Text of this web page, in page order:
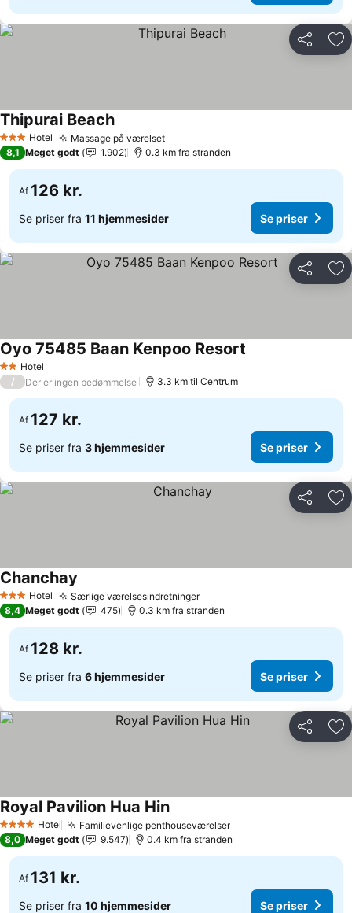
Del
3 StjernerHotel Massage på værelsetSe priser
Thipurai BeachSe priser
8,1 Meget godt 1.902 0.3 km fra stranden
Af 126 kr.
Se priser fra 11 hjemmesider Se priser
Del
2 Stjerner
Hotel
Oyo 75485 Baan Kenpoo Resort
/ Der er ingen bedømmelse 3.3 km til Centrum
Af 127 kr.
Se priser fra 3 hjemmesider Se priser
Del
3 StjernerHotel Særlige værelsesindretningerSe priser
Chanchay
8,4 Meget godt 475 0.3 km fra stranden
Af 128 kr.
Se priser fra 6 hjemmesider Se priser
Del
4 StjernerHotel Familievenlige penthouseværelserSe priser
Royal Pavilion Hua HinSe priser
8,0 Meget godt 9.547 0.4 km fra stranden
Af 131 kr.
Se priser fra 10 hjemmesider Se priser